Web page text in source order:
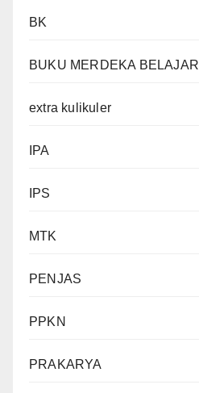
BK
BUKU MERDEKA BELAJAR
extra kulikuler
IPA
IPS
MTK
PENJAS
PPKN
PRAKARYA